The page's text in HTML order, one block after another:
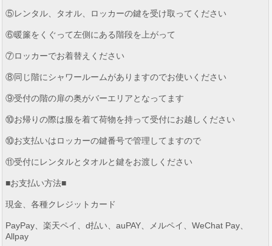
⑤レンタル、タオル、ロッカーの鍵を受け取ってください
⑥暖簾をくぐって左側にある階段を上がって
⑦ロッカーでお着替えください
⑧同じ階にシャワールームがありますのでお使いください
⑨受付の階の扉の奥がバーエリアとなってます
⑩お帰りの際は服を着て荷物を持って受付にお越しください
⑩お支払いはロッカーの鍵番号で管理してますので
⑪受付にレンタルとタオルと鍵をお渡しください
■お支払い方法■
現金、各種クレジットカード
PayPay、楽天ペイ、d払い、auPAY、メルペイ、WeChat Pay、
Allpay